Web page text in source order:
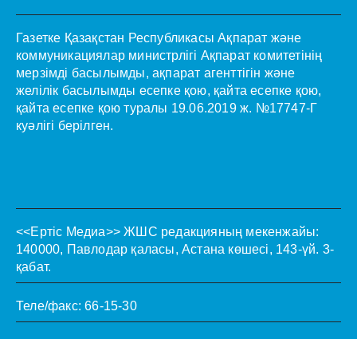
Газетке Қазақстан Республикасы Ақпарат және
коммуникациялар министрлігі Ақпарат комитетінің
мерзімді басылымды, ақпарат агенттігін және
желілік басылымды есепке қою, қайта есепке қою,
қайта есепке қою туралы 19.06.2019 ж. №17747-Г
куәлігі берілген.
<<Ертіс Медиа>> ЖШС редакцияның мекенжайы:
140000, Павлодар қаласы, Астана көшесі, 143-үй. 3-
қабат.
Теле/факс: 66-15-30